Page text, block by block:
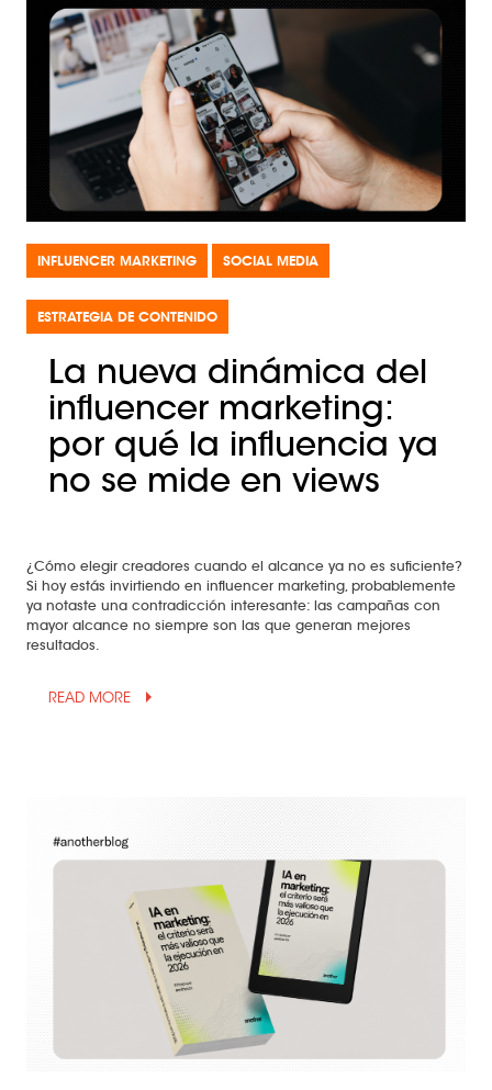
INFLUENCER MARKETING SOCIAL MEDIA
ESTRATEGIA DE CONTENIDO
La nueva dinámica del
influencer marketing:
por qué la influencia ya
no se mide en views
¿Cómo elegir creadores cuando el alcance ya no es suficiente?
Si hoy estás invirtiendo en influencer marketing, probablemente
ya notaste una contradicción interesante: las campañas con
mayor alcance no siempre son las que generan mejores
resultados.
READ MORE arrow_drop_up